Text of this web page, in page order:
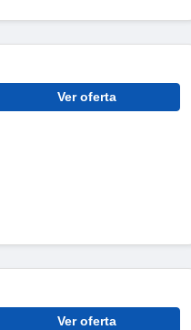
Ver oferta
Ver oferta